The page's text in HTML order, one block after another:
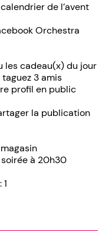
de l’avent
Orchestra
les cadeau(x) du jour
3 amis
profil en public
la publication
à 20h30